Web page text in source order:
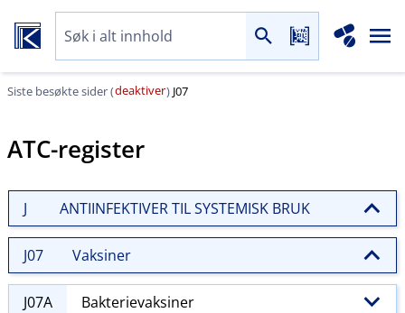
Siste besøkte sider (deaktiver) J07
ATC-register
J ANTIINFEKTIVER TIL SYSTEMISK BRUK
J07 Vaksiner
J07A Bakterievaksiner